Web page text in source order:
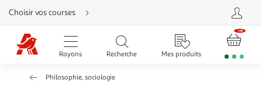
Aller
directement
au
contenu
Aller
directement
Aller
Choisir vos courses
Rayons Recherche Mes produits
Philosophie, sociologie